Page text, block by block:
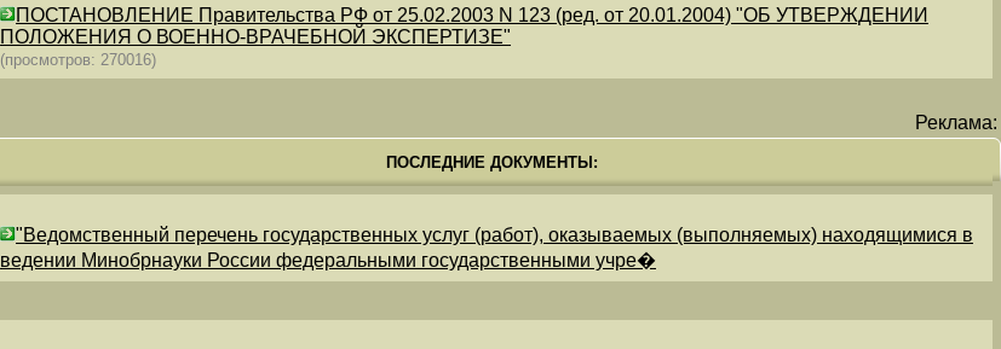
ПОСТАНОВЛЕНИЕ Правительства РФ от 25.02.2003 N 123 (ред. от 20.01.2004) "ОБ УТВЕРЖДЕНИИ
ПОЛОЖЕНИЯ О ВОЕННО-ВРАЧЕБНОЙ ЭКСПЕРТИЗЕ"
(просмотров: 270016)
Реклама:
ПОСЛЕДНИЕ ДОКУМЕНТЫ:
"Ведомственный перечень государственных услуг (работ), оказываемых (выполняемых) находящимися в
ведении Минобрнауки России федеральными государственными учре�